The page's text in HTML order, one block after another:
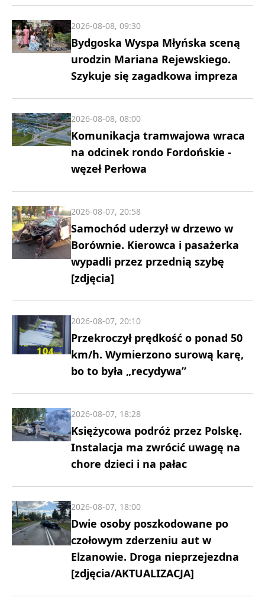
Bydgoska Wyspa Młyńska sceną
urodzin Mariana Rejewskiego.
Szykuje się zagadkowa impreza
2026-08-08, 09:30
Komunikacja tramwajowa wraca
na odcinek rondo Fordońskie -
węzeł Perłowa
2026-08-08, 08:00
Samochód uderzył w drzewo w
Borównie. Kierowca i pasażerka
wypadli przez przednią szybę
[zdjęcia]
2026-08-07, 20:58
Przekroczył prędkość o ponad 50
km/h. Wymierzono surową karę,
bo to była „recydywa”
2026-08-07, 20:10
Księżycowa podróż przez Polskę.
Instalacja ma zwrócić uwagę na
chore dzieci i na pałac
2026-08-07, 18:28
Dwie osoby poszkodowane po
czołowym zderzeniu aut w
Elzanowie. Droga nieprzejezdna
[zdjęcia/AKTUALIZACJA]
2026-08-07, 18:00